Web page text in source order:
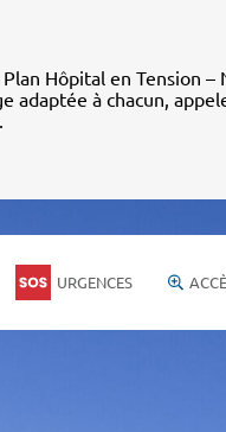
Hôpital en Tension –
adaptée à chacun,
URGENCES